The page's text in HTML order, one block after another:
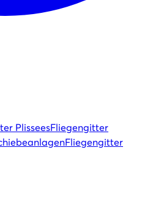
PlisseesFliegengitter
Fliegengitter